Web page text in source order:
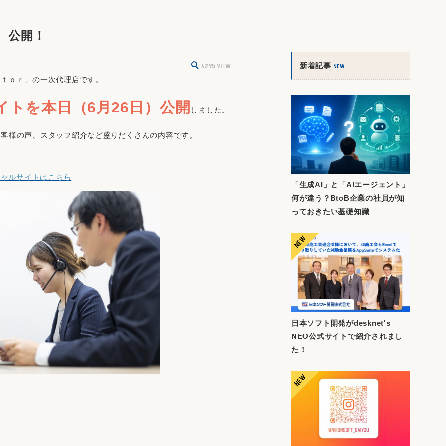
開！
4295 VIEW
ｏｒ」の一次代理店です。
トを本日（6月26日）公開 しました。
様の声、スタッフ紹介など盛りだくさんの内容です。
ルサイトはこちら
新着記事 NEW
「生成AI」と「AIエージェント」
何が違う？BtoB企業の社員が知
っておきたい基礎知識
日本ソフト開発がdesknet's
NEO公式サイトで紹介されまし
た！